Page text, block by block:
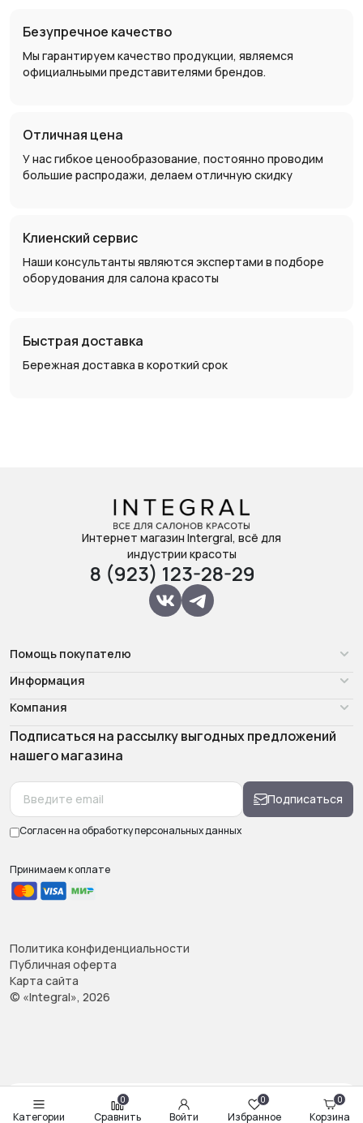
Категории
0
Сравнить Войти
0
Избранное
0
Корзина
Безупречное качество
Мы гарантируем качество продукции, являемся
официалньыми представителями брендов.
Отличная цена
У нас гибкое ценообразование, постоянно проводим
большие распродажи, делаем отличную скидку
Клиенский сервис
Наши консультанты являются экспертами в подборе
оборудования для салона красоты
Быстрая доставка
Бережная доставка в короткий срок
Интернет магазин Intergral, всё для
индустрии красоты
8 (923) 123-28-29
Помощь покупателю
Информация
Компания
Подписаться на рассылку выгодных предложений
нашего магазина
Подписаться
Согласен на обработкуперсональных данных
Принимаем к оплате
Политика конфиденциальности
Публичная оферта
Карта сайта
© «Integral», 2026